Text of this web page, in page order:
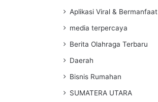
Aplikasi Viral & Bermanfaat
media terpercaya
Berita Olahraga Terbaru
Daerah
Bisnis Rumahan
SUMATERA UTARA